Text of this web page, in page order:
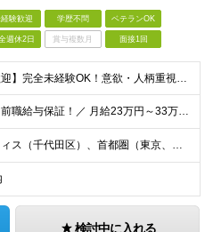
験歓迎 学歴不問 ベテランOK
週休2日 賞与複数月 面接1回
【未経験歓迎】完全未経験OK！意欲・人柄重視のポテンシャル採用【学歴不問】 ■未経験歓迎 ■学歴・年齢不問 ■第二新卒OK ■ブランクOK ＼こんな方におすすめ♪／ ・変化を前向きに捉え、新しい技
＼経験者は前職給与保証！／ 月給23万円～33万円＋各種手当 ☆給与改定年2回あり！ ※上記金額には固定残業代（31,081円～44,595円／20時間分）を含みます。 ※超過分は別途支給します。
★東京オフィス（千代田区）、首都圏（東京、神奈川、千葉、埼玉）で積極採用！ ★通勤しやすい希望勤務地を考慮 ★U・Iターン歓迎 ◎一ヶ月の研修期間は、同ビル5階の研修フロアにて勤務いただきます。 ◎
検討中に入れる